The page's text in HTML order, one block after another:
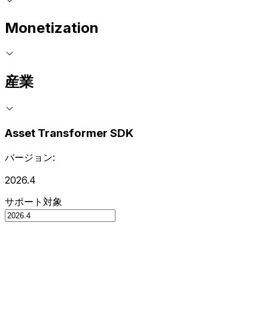
Monetization
産業
Asset Transformer SDK
バージョン:
2026.4
サポート対象